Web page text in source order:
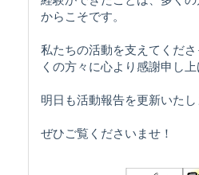
からこそです。
私たちの活動を支えてくだ
くの方々に心より感謝申し上
明日も活動報告を更新いたし
ぜひご覧くださいませ！